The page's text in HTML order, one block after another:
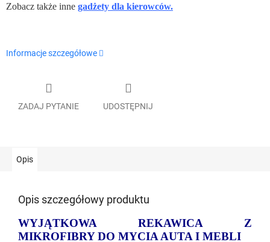
Zobacz także inne gadżety dla kierowców.
Informacje szczegółowe
ZADAJ PYTANIE UDOSTĘPNIJ
Opis
Opis szczegółowy produktu
WYJĄTKOWA REKAWICA Z
MIKROFIBRY DO MYCIA AUTA I MEBLI